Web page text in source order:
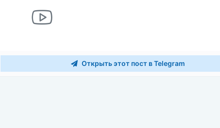
Открыть этот пост в Telegram